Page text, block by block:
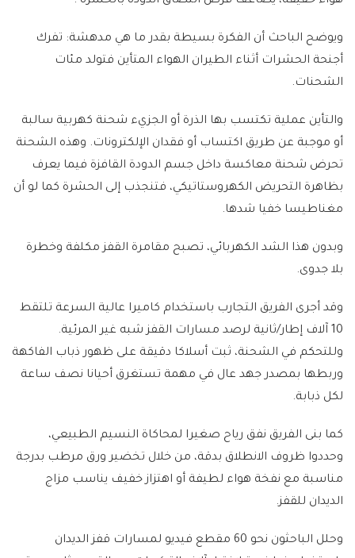
ويوضح الباحث أن الفكرة بسيطة بقدر ما هي مدهشة: تفرك
أجنحة الحشرات أثناء الطيران الهواء المتأين فتولد مئات
الشحنات.
والتأين عملية تكتسب بها الذرة أو الجزيء شحنة كهربية سالبة
أو موجبة عن طريق اكتساب أو فقدان الإلكترونات. وهذه الشحنة
تحرض شحنة معاكسة داخل جسم الدودة القافزة فيما يعرف
بظاهرة التحريض الكهروستاتيكي، فتنجذب إلى الحشرة كما لو أن
مغناطيسا خفيا شدها.
وبدون هذا الشد الكهربائي، تصبح مقامرة القفز مكلفة وخطرة
بلا جدوى.
وقد أجرى الفريق التجارب باستخدام كاميرا عالية السرعة تلتقط
10 آلاف إطار/ثانية لرصد مسارات القفز شبه غير المرئية.
وللتحكم في الشحنة، ثبت أسلاكا دقيقة على ظهور ذباب الفاكهة
وربطها بمصدر جهد عال في مهمة تستغرق أحيانا نصف ساعة
لكل ذبابة.
كما بنى الفريق نفق رياح صغيرا لمحاكاة النسيم الطبيعي،
وحددوا ظروف الانطلاق بدقة، من خلال تخضير ورق مرطب بدرجة
مناسبة مع نفخة هواء لطيفة أو اهتزاز خفيف يناسب مزاج
الديدان للقفز.
وحلل الباحثون نحو 60 مقطع فيديو لمسارات قفز الديدان